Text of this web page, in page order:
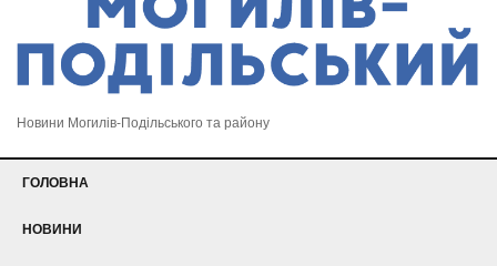
Новини Могилів-Подільського та району
ГОЛОВНА
НОВИНИ